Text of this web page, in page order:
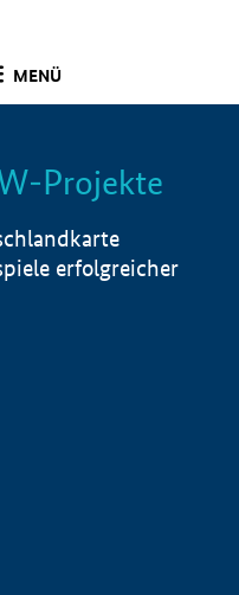
MENÜ
Info
Projekte
erfolgreicher